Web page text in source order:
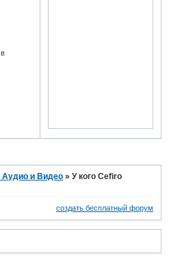
Аудио и Bидео »У кого Cefiro
создать бесплатный форум